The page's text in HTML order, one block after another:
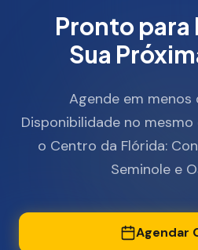
Pronto
Sua
Agende em menos
Disponibilidade no
o Centro da Flórida:
Seminole e
Agendar